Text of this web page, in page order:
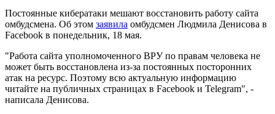
Постоянные кибератаки мешают восстановить работу сайта
омбудсмена. Об этом заявила омбудсмен Людмила Денисова в
Facebook в понедельник, 18 мая.
"Работа сайта уполномоченного ВРУ по правам человека не
может быть восстановлена из-за постоянных посторонних
атак на ресурс. Поэтому всю актуальную информацию
читайте на публичных страницах в Facebook и Telegram", -
написала Денисова.